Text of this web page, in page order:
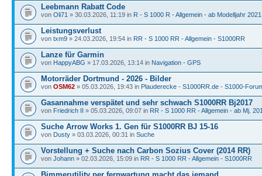
Leebmann Rabatt Code
von Oli71 » 30.03.2026, 11:19 in R - S 1000 R - Allgemein - ab Modelljahr 2021
Leistungsverlust
von txm9 » 24.03.2026, 19:54 in RR - S 1000 RR - Allgemein - S1000RR
Lanze für Garmin
von HappyABG » 17.03.2026, 13:14 in Navigation - GPS
Motorräder Dortmund - 2026 - Bilder
von OSM62 » 05.03.2026, 19:43 in Plauderecke - S1000RR.de - S1000-
Gasannahme verspätet und sehr schwach S1000RR Bj2017
von Friedrich II » 05.03.2026, 09:07 in RR - S 1000 RR - Allgemein - ab Mj.
Suche Arrow Works 1. Gen für S1000RR BJ 15-16
von Dusty » 03.03.2026, 00:31 in Suche
Vorstellung + Suche nach Carbon Sozius Cover (2014 RR)
von Johann » 02.03.2026, 15:09 in RR - S 1000 RR - Allgemein - S1000RR